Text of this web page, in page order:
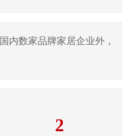
内数家品牌家居企业外，
2